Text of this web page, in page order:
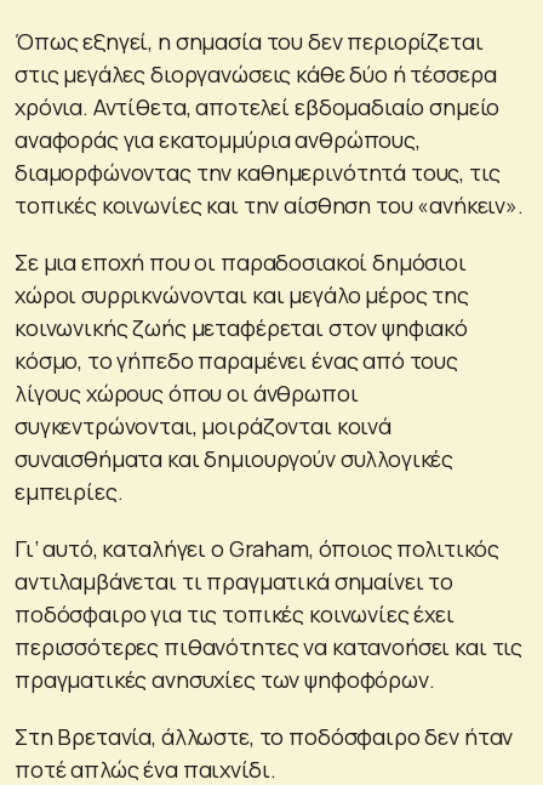
Όπως εξηγεί, η σημασία του δεν περιορίζεται
στις μεγάλες διοργανώσεις κάθε δύο ή τέσσερα
χρόνια. Αντίθετα, αποτελεί εβδομαδιαίο σημείο
αναφοράς για εκατομμύρια ανθρώπους,
διαμορφώνοντας την καθημερινότητά τους, τις
τοπικές κοινωνίες και την αίσθηση του «ανήκειν».
Σε μια εποχή που οι παραδοσιακοί δημόσιοι
χώροι συρρικνώνονται και μεγάλο μέρος της
κοινωνικής ζωής μεταφέρεται στον ψηφιακό
κόσμο, το γήπεδο παραμένει ένας από τους
λίγους χώρους όπου οι άνθρωποι
συγκεντρώνονται, μοιράζονται κοινά
συναισθήματα και δημιουργούν συλλογικές
εμπειρίες.
Γι’ αυτό, καταλήγει o Graham, όποιος πολιτικός
αντιλαμβάνεται τι πραγματικά σημαίνει το
ποδόσφαιρο για τις τοπικές κοινωνίες έχει
περισσότερες πιθανότητες να κατανοήσει και τις
πραγματικές ανησυχίες των ψηφοφόρων.
Στη Βρετανία, άλλωστε, το ποδόσφαιρο δεν ήταν
ποτέ απλώς ένα παιχνίδι.